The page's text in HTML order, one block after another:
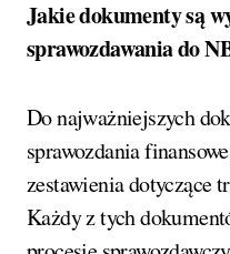
Jakie dokumenty są
sprawozdawania do
Do najważniejszych
sprawozdania
zestawienia dotyczące
Każdy z tych